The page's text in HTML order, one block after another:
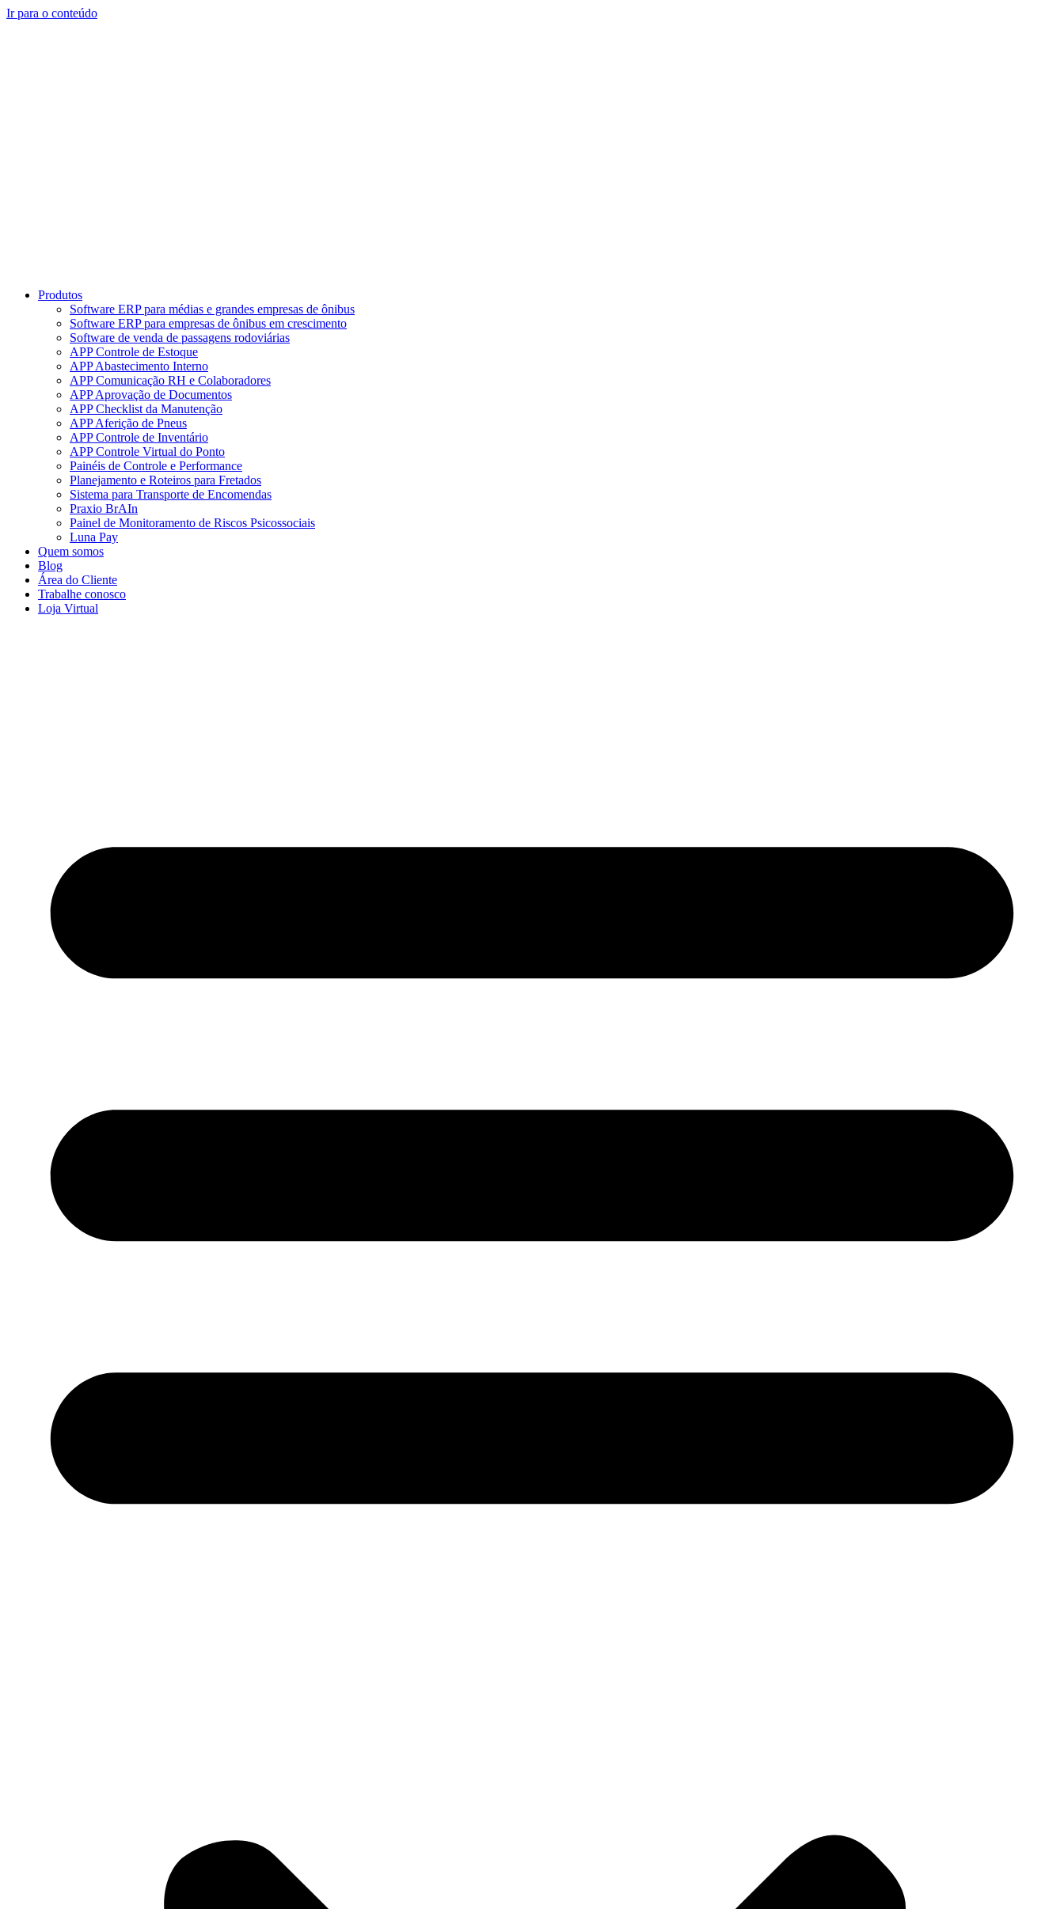
Ir para o conteúdo
Produtos
Software ERP para médias e grandes empresas de ônibus
Software ERP para empresas de ônibus em crescimento
Software de venda de passagens rodoviárias
APP Controle de Estoque
APP Abastecimento Interno
APP Comunicação RH e Colaboradores
APP Aprovação de Documentos
APP Checklist da Manutenção
APP Aferição de Pneus
APP Controle de Inventário
APP Controle Virtual do Ponto
Painéis de Controle e Performance
Planejamento e Roteiros para Fretados
Sistema para Transporte de Encomendas
Praxio BrAIn
Painel de Monitoramento de Riscos Psicossociais
Luna Pay
Quem somos
Blog
Área do Cliente
Trabalhe conosco
Loja Virtual